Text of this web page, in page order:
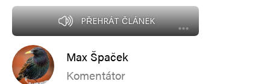
PŘEHRÁT ČLÁNEK
Max Špaček
Komentátor